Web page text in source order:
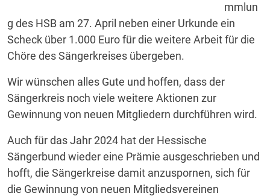
mmlun
g des HSB am 27. April neben einer Urkunde ein
Scheck über 1.000 Euro für die weitere Arbeit für die
Chöre des Sängerkreises übergeben.
Wir wünschen alles Gute und hoffen, dass der
Sängerkreis noch viele weitere Aktionen zur
Gewinnung von neuen Mitgliedern durchführen wird.
Auch für das Jahr 2024 hat der Hessische
Sängerbund wieder eine Prämie ausgeschrieben und
hofft, die Sängerkreise damit anzuspornen, sich für
die Gewinnung von neuen Mitgliedsvereinen